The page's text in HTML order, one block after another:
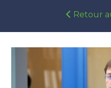
Retour